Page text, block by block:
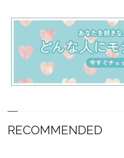
RECOMMENDED